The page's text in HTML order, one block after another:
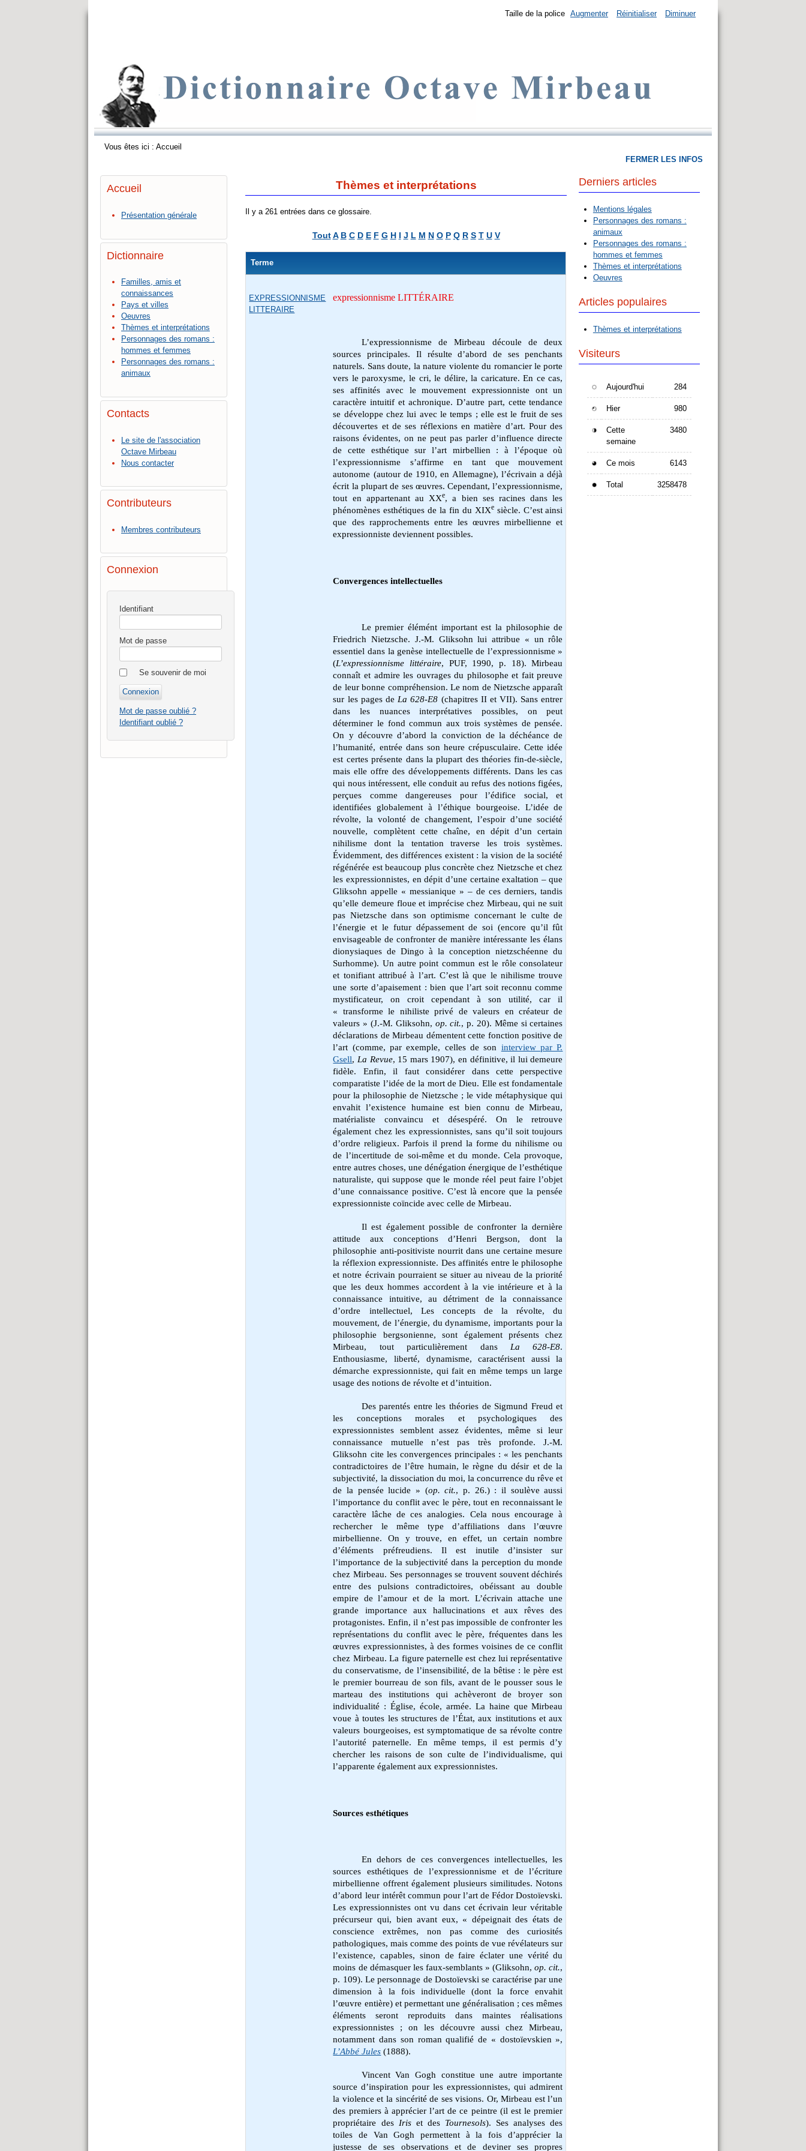
Taille de la police Augmenter Réinitialiser Diminuer
Vous êtes ici : Accueil
Accueil
Présentation générale
Dictionnaire
Familles, amis et
connaissances
Pays et villes
Oeuvres
Thèmes et interprétations
Personnages des romans :
hommes et femmes
Personnages des romans :
animaux
Contacts
Le site de l'association
Octave Mirbeau
Nous contacter
Contributeurs
Membres contributeurs
Connexion
Identifiant
Mot de passe
Se souvenir de moi
Mot de passe oublié ?
Identifiant oublié ?
Thèmes et interprétations
Il y a 261 entrées dans ce glossaire.
Tout A B C D E F G H I J L M N O P Q R S T U V
Terme
EXPRESSIONNISME
LITTERAIRE
expressionnisme LITTÉRAIRE
L’expressionnisme de Mirbeau découle de deux
sources principales. Il résulte d’abord de ses penchants
naturels. Sans doute, la nature violente du romancier le porte
vers le paroxysme, le cri, le délire, la caricature. En ce cas,
ses affinités avec le mouvement expressionniste ont un
caractère intuitif et achronique. D’autre part, cette tendance
se développe chez lui avec le temps ; elle est le fruit de ses
découvertes et de ses réflexions en matière d’art. Pour des
raisons évidentes, on ne peut pas parler d’influence directe
de cette esthétique sur l’art mirbellien : à l’époque où
l’expressionnisme s’affirme en tant que mouvement
autonome (autour de 1910, en Allemagne), l’écrivain a déjà
écrit la plupart de ses œuvres. Cependant, l’expressionnisme,
tout en appartenant au XXe, a bien ses racines dans les
phénomènes esthétiques de la fin du XIXesiècle. C’est ainsi
que des rapprochements entre les œuvres mirbellienne et
expressionniste deviennent possibles.
Convergences intellectuelles
Le premier élémént important est la philosophie de
Friedrich Nietzsche. J.-M. Gliksohn lui attribue « un rôle
essentiel dans la genèse intellectuelle de l’expressionnisme »
(L’expressionnisme littéraire, PUF, 1990, p. 18). Mirbeau
connaît et admire les ouvrages du philosophe et fait preuve
de leur bonne compréhension. Le nom de Nietzsche apparaît
sur les pages de La 628-E8 (chapitres II et VII). Sans entrer
dans les nuances interprétatives possibles, on peut
déterminer le fond commun aux trois systèmes de pensée.
On y découvre d’abord la conviction de la déchéance de
l’humanité, entrée dans son heure crépusculaire. Cette idée
est certes présente dans la plupart des théories fin-de-siècle,
mais elle offre des développements différents. Dans les cas
qui nous intéressent, elle conduit au refus des notions figées,
perçues comme dangereuses pour l’édifice social, et
identifiées globalement à l’éthique bourgeoise. L’idée de
révolte, la volonté de changement, l’espoir d’une société
nouvelle, complètent cette chaîne, en dépit d’un certain
nihilisme dont la tentation traverse les trois systèmes.
Évidemment, des différences existent : la vision de la société
régénérée est beaucoup plus concrète chez Nietzsche et chez
les expressionnistes, en dépit d’une certaine exaltation – que
Gliksohn appelle « messianique » – de ces derniers, tandis
qu’elle demeure floue et imprécise chez Mirbeau, qui ne suit
pas Nietzsche dans son optimisme concernant le culte de
l’énergie et le futur dépassement de soi (encore qu’il fût
envisageable de confronter de manière intéressante les élans
dionysiaques de Dingo à la conception nietzschéenne du
Surhomme). Un autre point commun est le rôle consolateur
et tonifiant attribué à l’art. C’est là que le nihilisme trouve
une sorte d’apaisement : bien que l’art soit reconnu comme
mystificateur, on croit cependant à son utilité, car il
« transforme le nihiliste privé de valeurs en créateur de
valeurs » (J.-M. Gliksohn, op. cit., p. 20). Même si certaines
déclarations de Mirbeau démentent cette fonction positive de
l’art (comme, par exemple, celles de son interview par P.
Gsell, La Revue, 15 mars 1907), en définitive, il lui demeure
fidèle. Enfin, il faut considérer dans cette perspective
comparatiste l’idée de la mort de Dieu. Elle est fondamentale
pour la philosophie de Nietzsche ; le vide métaphysique qui
envahit l’existence humaine est bien connu de Mirbeau,
matérialiste convaincu et désespéré. On le retrouve
également chez les expressionnistes, sans qu’il soit toujours
d’ordre religieux. Parfois il prend la forme du nihilisme ou
de l’incertitude de soi-même et du monde. Cela provoque,
entre autres choses, une dénégation énergique de l’esthétique
naturaliste, qui suppose que le monde réel peut faire l’objet
d’une connaissance positive. C’est là encore que la pensée
expressionniste coïncide avec celle de Mirbeau.
Il est également possible de confronter la dernière
attitude aux conceptions d’Henri Bergson, dont la
philosophie anti-positiviste nourrit dans une certaine mesure
la réflexion expressionniste. Des affinités entre le philosophe
et notre écrivain pourraient se situer au niveau de la priorité
que les deux hommes accordent à la vie intérieure et à la
connaissance intuitive, au détriment de la connaissance
d’ordre intellectuel, Les concepts de la révolte, du
mouvement, de l’énergie, du dynamisme, importants pour la
philosophie bergsonienne, sont également présents chez
Mirbeau, tout particulièrement dans La 628-E8.
Enthousiasme, liberté, dynamisme, caractérisent aussi la
démarche expressionniste, qui fait en même temps un large
usage des notions de révolte et d’intuition.
Des parentés entre les théories de Sigmund Freud et
les conceptions morales et psychologiques des
expressionnistes semblent assez évidentes, même si leur
connaissance mutuelle n’est pas très profonde. J.-M.
Gliksohn cite les convergences principales : « les penchants
contradictoires de l’être humain, le règne du désir et de la
subjectivité, la dissociation du moi, la concurrence du rêve et
de la pensée lucide » (op. cit., p. 26.) : il soulève aussi
l’importance du conflit avec le père, tout en reconnaissant le
caractère lâche de ces analogies. Cela nous encourage à
rechercher le même type d’affiliations dans l’œuvre
mirbellienne. On y trouve, en effet, un certain nombre
d’éléments préfreudiens. Il est inutile d’insister sur
l’importance de la subjectivité dans la perception du monde
chez Mirbeau. Ses personnages se trouvent souvent déchirés
entre des pulsions contradictoires, obéissant au double
empire de l’amour et de la mort. L’écrivain attache une
grande importance aux hallucinations et aux rêves des
protagonistes. Enfin, il n’est pas impossible de confronter les
représentations du conflit avec le père, fréquentes dans les
œuvres expressionnistes, à des formes voisines de ce conflit
chez Mirbeau. La figure paternelle est chez lui représentative
du conservatisme, de l’insensibilité, de la bêtise : le père est
le premier bourreau de son fils, avant de le pousser sous le
marteau des institutions qui achèveront de broyer son
individualité : Église, école, armée. La haine que Mirbeau
voue à toutes les structures de l’État, aux institutions et aux
valeurs bourgeoises, est symptomatique de sa révolte contre
l’autorité paternelle. En même temps, il est permis d’y
chercher les raisons de son culte de l’individualisme, qui
l’apparente également aux expressionnistes.
Sources esthétiques
En dehors de ces convergences intellectuelles, les
sources esthétiques de l’expressionnisme et de l’écriture
mirbellienne offrent également plusieurs similitudes. Notons
d’abord leur intérêt commun pour l’art de Fédor Dostoïevski.
Les expressionnistes ont vu dans cet écrivain leur véritable
précurseur qui, bien avant eux, « dépeignait des états de
conscience extrêmes, non pas comme des curiosités
pathologiques, mais comme des points de vue révélateurs sur
l’existence, capables, sinon de faire éclater une vérité du
moins de démasquer les faux-semblants » (Gliksohn,op. cit.,
p. 109). Le personnage de Dostoïevski se caractérise par une
dimension à la fois individuelle (dont la force envahit
l’œuvre entière) et permettant une généralisation ; ces mêmes
éléments seront reproduits dans maintes réalisations
expressionnistes ; on les découvre aussi chez Mirbeau,
notamment dans son roman qualifié de « dostoïevskien »,
L’Abbé Jules (1888).
Vincent Van Gogh constitue une autre importante
source d’inspiration pour les expressionnistes, qui admirent
la violence et la sincérité de ses visions. Or, Mirbeau est l’un
des premiers à apprécier l’art de ce peintre (il est le premier
propriétaire des Iriset des Tournesols). Ses analyses des
toiles de Van Gogh permettent à la fois d’apprécier la
justesse de ses observations et de deviner ses propres
FERMER LES INFOS
Derniers articles
Mentions légales
Personnages des romans :
animaux
Personnages des romans :
hommes et femmes
Thèmes et interprétations
Oeuvres
Articles populaires
Thèmes et interprétations
Visiteurs
Aujourd'hui 284
Hier 980
Cette
semaine
3480
Ce mois 6143
Total 3258478